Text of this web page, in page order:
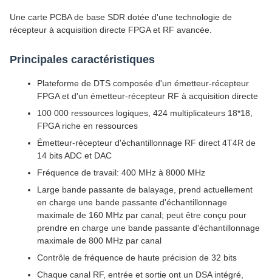
Une carte PCBA de base SDR dotée d'une technologie de
récepteur à acquisition directe FPGA et RF avancée.
Principales caractéristiques
Plateforme de DTS composée d'un émetteur-récepteur
FPGA et d'un émetteur-récepteur RF à acquisition directe
100 000 ressources logiques, 424 multiplicateurs 18*18,
FPGA riche en ressources
Émetteur-récepteur d'échantillonnage RF direct 4T4R de
14 bits ADC et DAC
Fréquence de travail: 400 MHz à 8000 MHz
Large bande passante de balayage, prend actuellement
en charge une bande passante d'échantillonnage
maximale de 160 MHz par canal; peut être conçu pour
prendre en charge une bande passante d'échantillonnage
maximale de 800 MHz par canal
Contrôle de fréquence de haute précision de 32 bits
Chaque canal RF, entrée et sortie ont un DSA intégré,